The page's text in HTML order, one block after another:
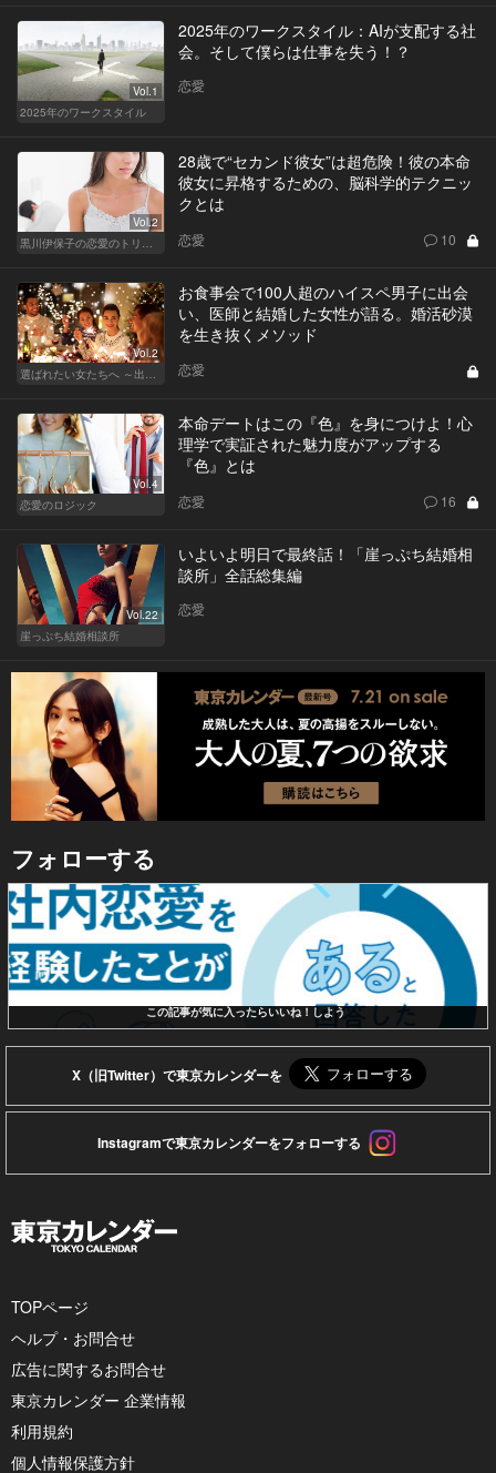
Vol.1
2025年のワークスタイル
2025年のワークスタイル：AIが支配する社
会。そして僕らは仕事を失う！？
恋愛
Vol.2
黒川伊保子の恋愛のトリセツ
28歳で“セカンド彼女”は超危険！彼の本命
彼女に昇格するための、脳科学的テクニッ
クとは
恋愛 10
Vol.2
選ばれたい女たちへ ～出会いから結婚まで～
お食事会で100人超のハイスペ男子に出会
い、医師と結婚した女性が語る。婚活砂漠
を生き抜くメソッド
恋愛
Vol.4
恋愛のロジック
本命デートはこの『色』を身につけよ！心
理学で実証された魅力度がアップする
『色』とは
恋愛 16
Vol.22
崖っぷち結婚相談所
いよいよ明日で最終話！「崖っぷち結婚相
談所」全話総集編
恋愛
フォローする
この記事が気に入ったらいいね！しよう
X（旧Twitter）で東京カレンダーを
Instagramで東京カレンダーをフォローする
TOPページ
ヘルプ・お問合せ
広告に関するお問合せ
東京カレンダー 企業情報
利用規約
個人情報保護方針